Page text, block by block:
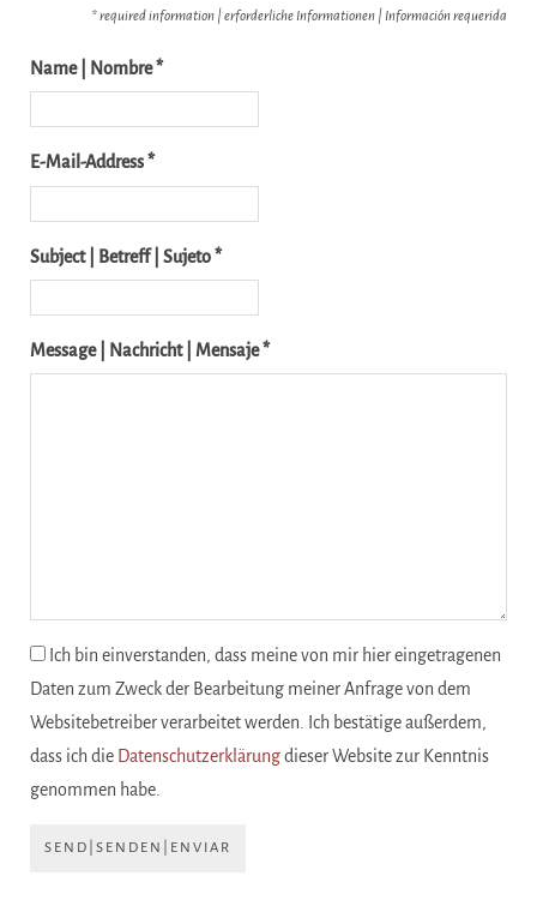
* required information | erforderliche Informationen | Información requerida
Name | Nombre *
E-Mail-Address *
Subject | Betreff | Sujeto *
Message | Nachricht | Mensaje *
Ich bin einverstanden, dass meine von mir hier eingetragenen
Daten zum Zweck der Bearbeitung meiner Anfrage von dem
Websitebetreiber verarbeitet werden. Ich bestätige außerdem,
dass ich die Datenschutzerklärungdieser Website zur Kenntnis
genommen habe.
SEND|SENDEN|ENVIAR